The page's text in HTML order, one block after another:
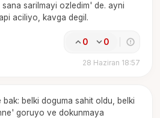
sarilmayi ozledim' de. ayni
aciliyo, kavga degil.
0 0
28 Haziran 18:57
belki doguma sahit oldu, belki
goruyo ve dokunmaya